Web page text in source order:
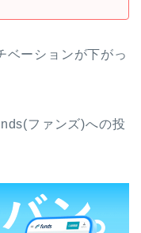
ベーションが下がっ
ファンズ)への投